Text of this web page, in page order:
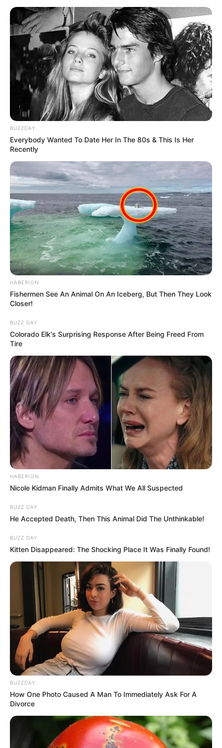
Szerző
More by Szerző
Previous ArticlePrevious
Next Article
BUZZDAY
Everybody Wanted To Date Her In The 80s & This Is Her
Recently
HABERION
Fishermen See An Animal On An Iceberg, But Then They Look
Closer!
BUZZ DAY
Colorado Elk's Surprising Response After Being Freed From
Tire
HABERION
Nicole Kidman Finally Admits What We All Suspected
BUZZ DAY
He Accepted Death, Then This Animal Did The Unthinkable!
BUZZ DAY
Kitten Disappeared: The Shocking Place It Was Finally Found!
BUZZDAY
How One Photo Caused A Man To Immediately Ask For A
Divorce